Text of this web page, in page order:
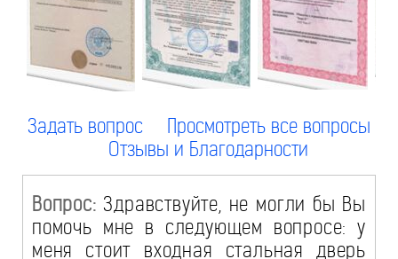
Задать вопрос
Просмотреть все вопросы
Отзывы и Благодарности
Вопрос: Здравствуйте, не могли бы Вы
помочь мне в следующем вопросе: у
меня стоит входная стальная дверь